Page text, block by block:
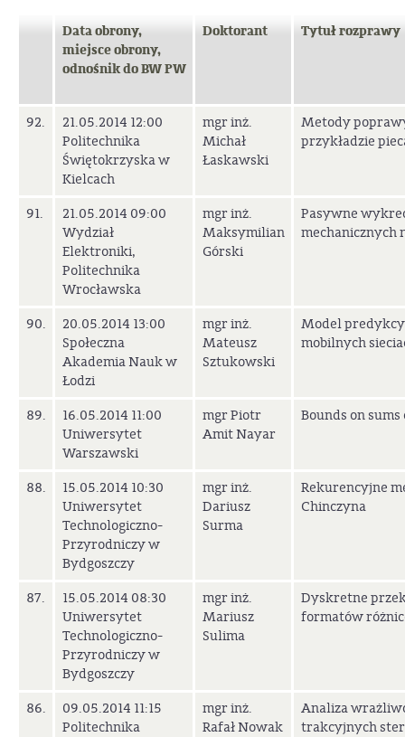
Data obrony,
miejsce obrony,
odnośnik do BW PW
Doktorant Tytuł rozprawy
92.
21.05.2014 12:00
Politechnika
Świętokrzyska w
Kielcach
mgr inż.
Michał
Łaskawski
Metody
przykładzie
91.
21.05.2014 09:00
Wydział
Elektroniki,
Politechnika
Wrocławska
mgr inż.
Maksymilian
Górski
Pasywne
mechanicznych
90.
20.05.2014 13:00
Społeczna
Akademia Nauk w
Łodzi
mgr inż.
Mateusz
Sztukowski
Model
mobilnych
89.
16.05.2014 11:00
Uniwersytet
Warszawski
mgr Piotr
Amit Nayar
Bounds on
88.
15.05.2014 10:30
Uniwersytet
Technologiczno-
Przyrodniczy w
Bydgoszczy
mgr inż.
Dariusz
Surma
Rekurencyjne
Chinczyna
87.
15.05.2014 08:30
Uniwersytet
Technologiczno-
Przyrodniczy w
Bydgoszczy
mgr inż.
Mariusz
Sulima
Dyskretne
formatów
86.
09.05.2014 11:15
Politechnika
mgr inż.
Rafał Nowak
Analiza
trakcyjnych